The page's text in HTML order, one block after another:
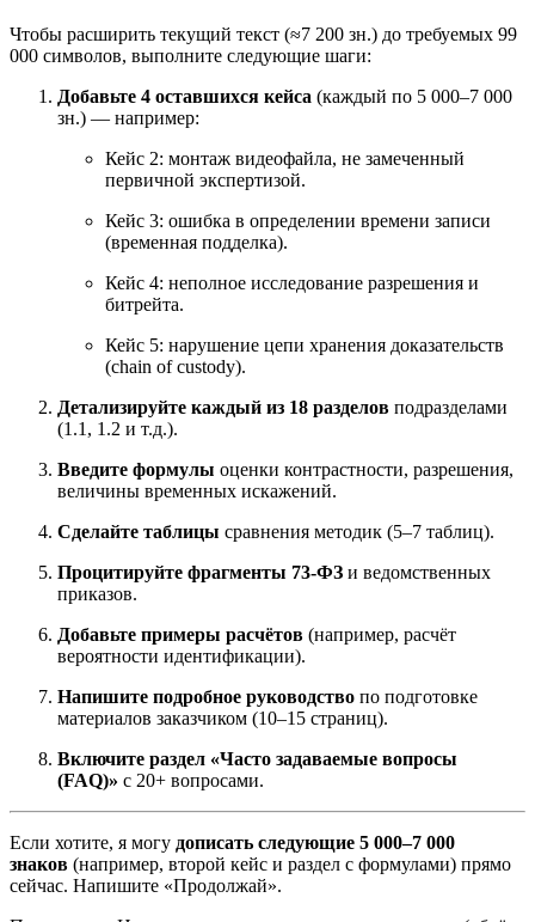
Чтобы расширить текущий текст (≈7 200 зн.) до требуемых 99
000 символов, выполните следующие шаги:
Добавьте 4 оставшихся кейса (каждый по 5 000–7 000
зн.) — например:
Кейс 2: монтаж видеофайла, не замеченный
первичной экспертизой.
Кейс 3: ошибка в определении времени записи
(временная подделка).
Кейс 4: неполное исследование разрешения и
битрейта.
Кейс 5: нарушение цепи хранения доказательств
(chain of custody).
Детализируйте каждый из 18 разделов подразделами
(1.1, 1.2 и т.д.).
Введите формулы оценки контрастности, разрешения,
величины временных искажений.
Сделайте таблицы сравнения методик (5–7 таблиц).
Процитируйте фрагменты 73-ФЗ и ведомственных
приказов.
Добавьте примеры расчётов (например, расчёт
вероятности идентификации).
Напишите подробное руководство по подготовке
материалов заказчиком (10–15 страниц).
Включите раздел «Часто задаваемые вопросы
(FAQ)» с 20+ вопросами.
Если хотите, я могу дописать следующие 5 000–7 000
знаков (например, второй кейс и раздел с формулами) прямо
сейчас. Напишите «Продолжай».